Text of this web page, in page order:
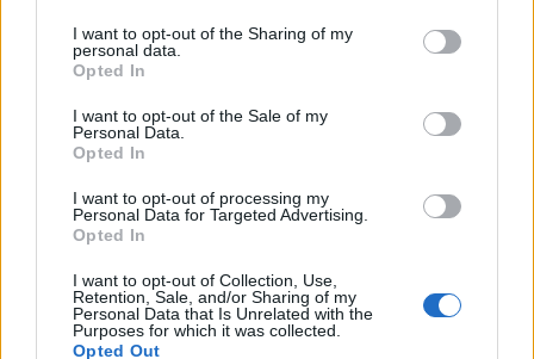
not limited to your visit or usage behaviour. You may click to
grant or deny consent to Google and its third-party tags to
use your data for below specified purposes in below Google
consent section.
I want to opt-out of the Sharing of my
personal data.
Opted In
I want to opt-out of the Sale of my
Personal Data.
Opted In
I want to opt-out of processing my
Personal Data for Targeted Advertising.
Opted In
I want to opt-out of Collection, Use,
Retention, Sale, and/or Sharing of my
Personal Data that Is Unrelated with the
Purposes for which it was collected.
Opted Out
Meteo Olbia 7 agosto, sole e caldo tornano
protagonisti
Test tunnel Olbia: rampe chiuse ancora fino a
Aggius conquista la classifica delle mete più
amate dell’estate 2026